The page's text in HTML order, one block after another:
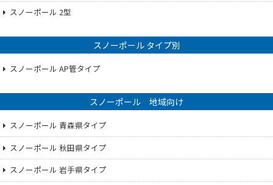
スノーポール 2型
スノーポール タイプ別
スノーポール AP管タイプ
スノーポール 地域向け
スノーポール 青森県タイプ
スノーポール 秋田県タイプ
スノーポール 岩手県タイプ